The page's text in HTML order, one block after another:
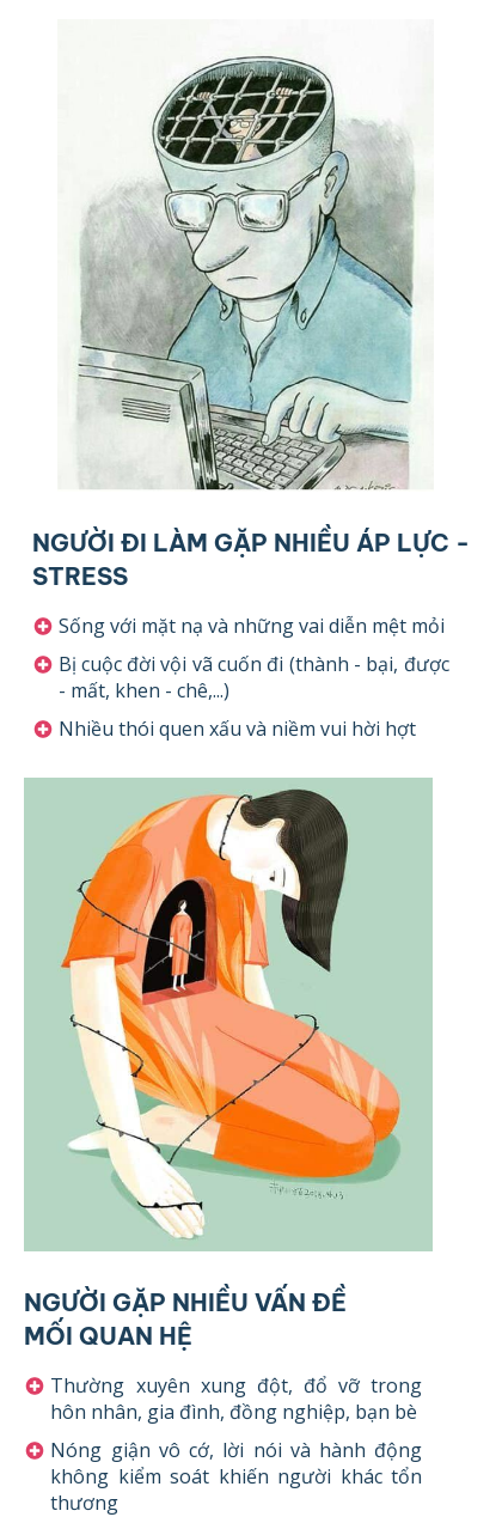
Sống với mặt nạ và những vai diễn mệt mỏi
Bị cuộc đời vội vã cuốn đi (thành - bại, được
- mất, khen - chê,...)
Nhiều thói quen xấu và niềm vui hời hợt
NGƯỜI ĐI LÀM GẶP NHIỀU ÁP LỰC -
STRESS
Thường xuyên xung đột, đổ vỡ trong
hôn nhân, gia đình, đồng nghiệp, bạn bè
Nóng giận vô cớ, lời nói và hành động
không kiểm soát khiến người khác tổn
thương
NGƯỜI GẶP NHIỀU VẤN ĐỀ
MỐI QUAN HỆ